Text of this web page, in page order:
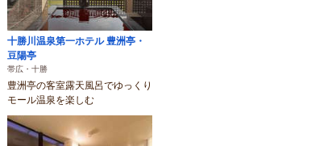
十勝川温泉第一ホテル 豊洲亭・
豆陽亭
帯広・十勝
豊洲亭の客室露天風呂でゆっくり
モール温泉を楽しむ